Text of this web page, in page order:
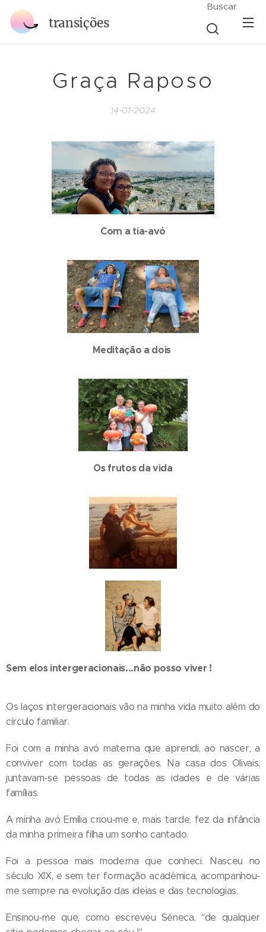
transições
Buscar
Graça Raposo
14-01-2024
Com a tia-avó
Meditação a dois
Os frutos da vida
Sem elos intergeracionais...não posso viver !
Os laços intergeracionais vão na minha vida muito além do
círculo familiar.
Foi com a minha avó materna que aprendi, ao nascer, a
conviver com todas as gerações. Na casa dos Olivais,
juntavam-se pessoas de todas as idades e de várias
famílias.
A minha avó Emília criou-me e, mais tarde, fez da infância
da minha primeira filha um sonho cantado.
Foi a pessoa mais moderna que conheci. Nasceu no
século XIX, e sem ter formação académica, acompanhou-
me sempre na evolução das ideias e das tecnologias.
Ensinou-me que, como escreveu Séneca, "de qualquer